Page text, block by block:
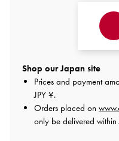
Shop our Japan site
Prices and payment
JPY ¥.
Orders placed on
only be delivered within